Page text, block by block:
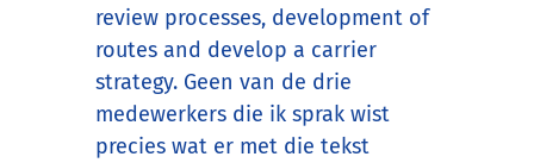
review processes, development of
routes and develop a carrier
strategy. Geen van de drie
medewerkers die ik sprak wist
precies wat er met die tekst